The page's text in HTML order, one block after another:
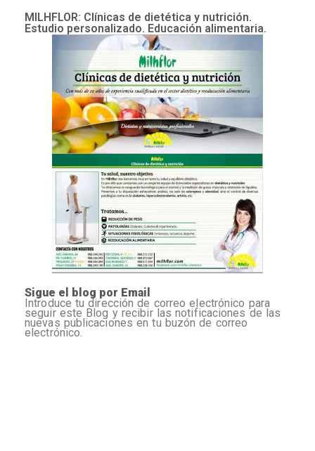
MILHFLOR: Clínicas de dietética y nutrición.
Estudio personalizado. Educación alimentaria.
Sigue el blog por Email
Introduce tu dirección de correo electrónico para
seguir este Blog y recibir las notificaciones de las
nuevas publicaciones en tu buzón de correo
electrónico.